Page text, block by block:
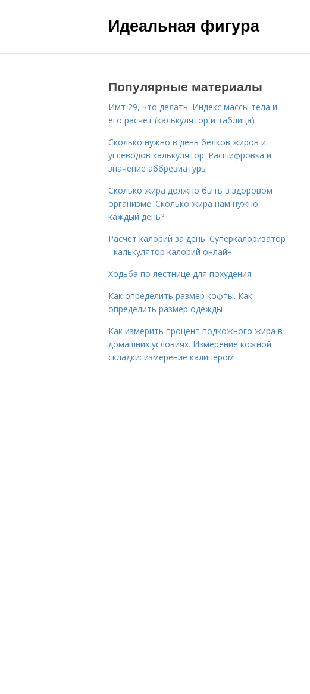
Идеальная фигура
Популярные материалы
Имт 29, что делать. Индекс массы тела и
его расчет (калькулятор и таблица)
Сколько нужно в день белков жиров и
углеводов калькулятор. Расшифровка и
значение аббревиатуры
Сколько жира должно быть в здоровом
организме. Сколько жира нам нужно
каждый день?
Расчет калорий за день. Суперкалоризатор
- калькулятор калорий онлайн
Ходьба по лестнице для похудения
Как определить размер кофты. Как
определить размер одежды
Как измерить процент подкожного жира в
домашних условиях. Измерение кожной
складки: измерение калипером